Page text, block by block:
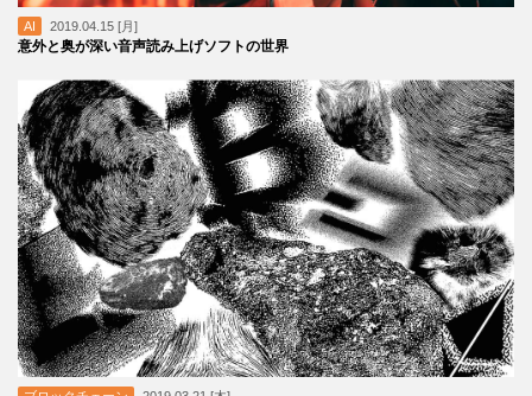
AI 2019.04.15 [月]
意外と奥が深い音声読み上げソフトの世界